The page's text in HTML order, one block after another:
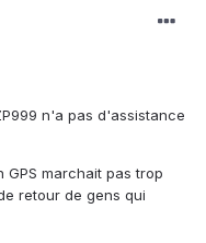
n'a pas d'assistance
marchait pas trop
retour de gens qui